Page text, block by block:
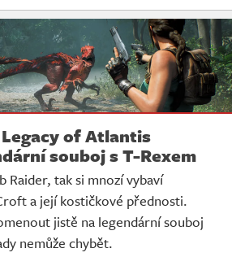
of Atlantis
souboj s T-Rexem
Raider, tak si mnozí vybaví
a její kostičkové přednosti.
jistě na legendární souboj
nemůže chybět.